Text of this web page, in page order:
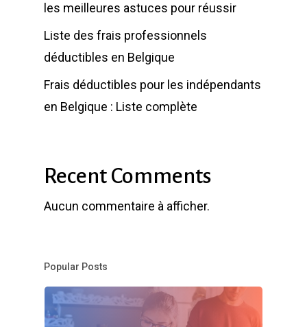
les meilleures astuces pour réussir
Liste des frais professionnels
déductibles en Belgique
Frais déductibles pour les indépendants
en Belgique : Liste complète
Recent Comments
Aucun commentaire à afficher.
Popular Posts